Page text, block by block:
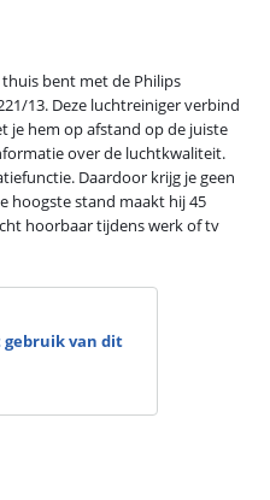
bent met de Philips
13. Deze luchtreiniger verbind
je hem op afstand op de juiste
over de luchtkwaliteit.
Daardoor krijg je geen
hoogste stand maakt hij 45
hoorbaar tijdens werk of tv
gebruik van dit